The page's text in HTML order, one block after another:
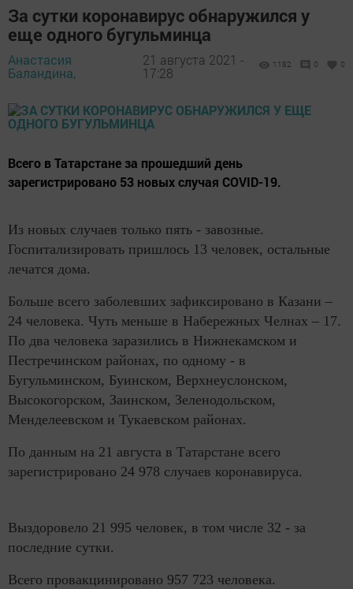
За сутки коронавирус обнаружился у
еще одного бугульминца
Анастасия
Баландина,
21 августа 2021 -
17:28
1182 0 0
Всего в Татарстане за прошедший день
зарегистрировано 53 новых случая COVID-19.
Из новых случаев только пять - завозные.
Госпитализировать пришлось 13 человек, остальные
лечатся дома.
Больше всего заболевших зафиксировано в Казани –
24 человека. Чуть меньше в Набережных Челнах – 17.
По два человека заразились в Нижнекамском и
Пестречинском районах, по одному - в
Бугульминском, Буинском, Верхнеуслонском,
Высокогорском, Заинском, Зеленодольском,
Менделеевском и Тукаевском районах.
По данным на 21 августа в Татарстане всего
зарегистрировано 24 978 случаев коронавируса.
Выздоровело 21 995 человек, в том числе 32 - за
последние сутки.
Всего провакцинировано 957 723 человека.